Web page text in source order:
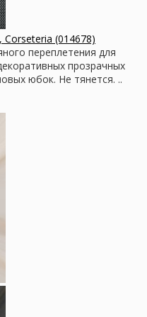
(014678)
переплетения для
прозрачных
юбок. Не тянется. ..